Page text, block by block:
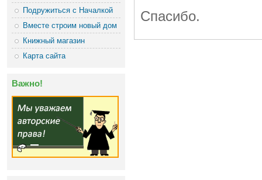
Подружиться с Началкой
Вместе строим новый дом
Книжный магазин
Карта сайта
Важно!
Спасибо.